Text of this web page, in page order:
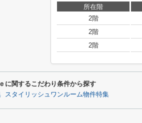
所在階
2階
2階
2階
に関するこだわり条件から探す
スタイリッシュワンルーム物件特集